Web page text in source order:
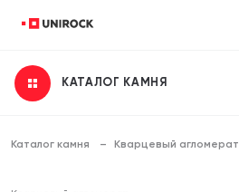
КАТАЛОГ КАМНЯ
Каталог камня Кварцевый агломерат
Получить консультацию
Заказать расчет